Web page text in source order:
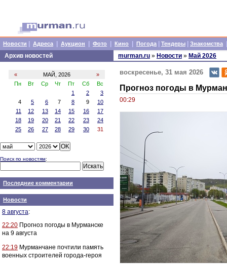
Новости Адреса Аукцион Фото Кино Погода Тендеры Знакомства
Архив новостей
« МАЙ, 2026
»
Пн
Вт Ср Чт Пт Сб
Вс
1
2
3
4
5 6 7 8 9
10
11
12 13 14 15 16
17
18
19 20 21 22 23
24
25
26 27 28 29 30 31
Поиск по новостям:
Последние комментарии
Новости
8 августа:
22:20 Прогноз погоды в Мурманске
на 9 августа
22:19 Мурманчане почтили память
военных строителей города-героя
murman.ru » Новости » Май 2026
воскресенье, 31 мая 2026
Прогноз погоды в
00:29